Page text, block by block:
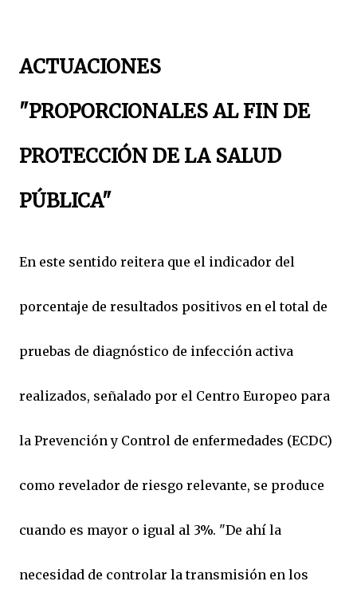
ACTUACIONES
"PROPORCIONALES AL FIN DE
PROTECCIÓN DE LA SALUD
PÚBLICA"
En este sentido reitera que el indicador del
porcentaje de resultados positivos en el total de
pruebas de diagnóstico de infección activa
realizados, señalado por el Centro Europeo para
la Prevención y Control de enfermedades (ECDC)
como revelador de riesgo relevante, se produce
cuando es mayor o igual al 3%. "De ahí la
necesidad de controlar la transmisión en los